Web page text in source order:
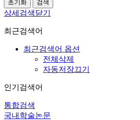
상세검색닫기
최근검색어
최근검색어 옵션
전체삭제
자동저장끄기
인기검색어
통합검색
국내학술논문